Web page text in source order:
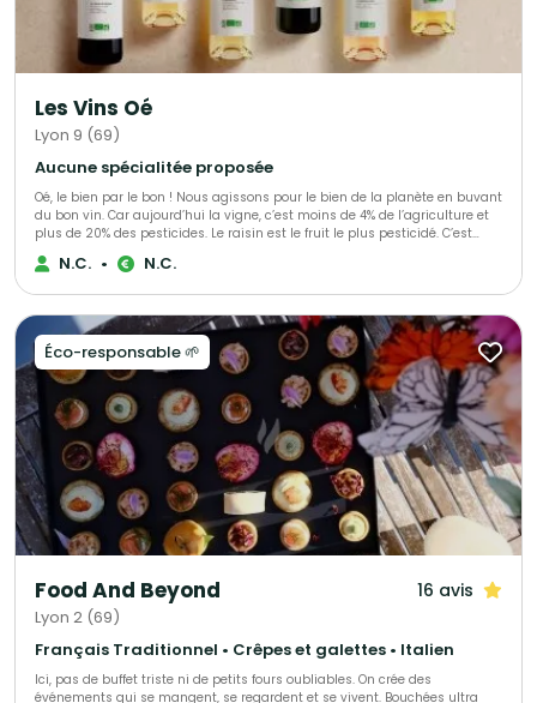
Les Vins Oé
Lyon 9 (69)
Aucune spécialitée proposée
Oé, le bien par le bon ! Nous agissons pour le bien de la planète en buvant
du bon vin. Car aujourd’hui la vigne, c’est moins de 4% de l’agriculture et
plus de 20% des pesticides. Le raisin est le fruit le plus pesticidé. C’est
triste. Alors nous avons décidé de nous secouer la grappe avec vous ! Ce
que vous allez déboucher avec Oé : - du bon vin - bio & vegan -
N.C. • N.C.
Éco-responsable 🌱
Food And Beyond 16 avis
Lyon 2 (69)
Français Traditionnel • Crêpes et galettes • Italien
Ici, pas de buffet triste ni de petits fours oubliables. On crée des
événements qui se mangent, se regardent et se vivent. Bouchées ultra